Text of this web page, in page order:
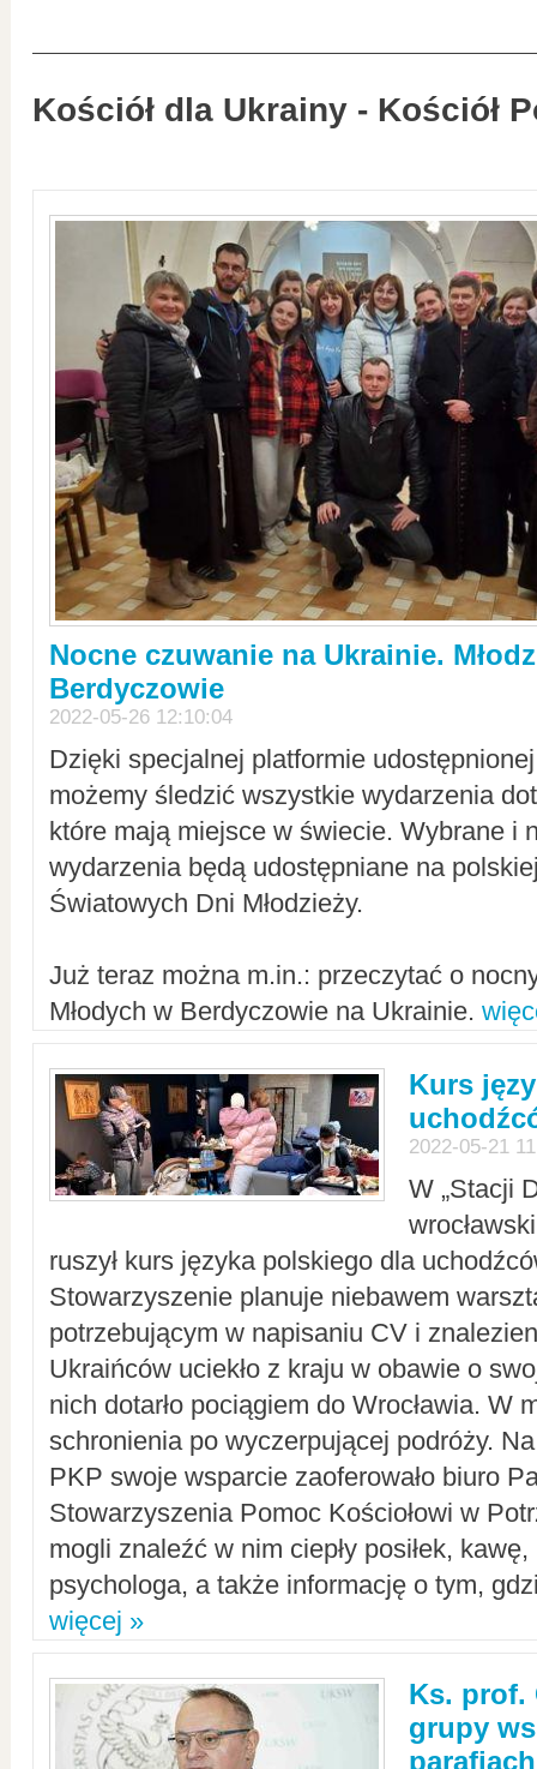
Kościół dla Ukrainy - Kościół
Nocne czuwanie na Ukrainie.
Berdyczowie
2022-05-26 12:10:04
Dzięki specjalnej platformie
możemy śledzić wszystkie wydarzenia
które mają miejsce w świecie. Wybrane i
wydarzenia będą udostępniane na
Światowych Dni Młodzieży.
Już teraz można m.in.: przeczytać o
Młodych w Berdyczowie na Ukrainie.
Kurs
2022-05-21
W „Stacji
ruszył kurs języka polskiego dla
Stowarzyszenie planuje niebawem
potrzebującym w napisaniu CV i
Ukraińców uciekło z kraju w obawie o
nich dotarło pociągiem do Wrocławia. W
schronienia po wyczerpującej podróży.
PKP swoje wsparcie zaoferowało biuro
Stowarzyszenia Pomoc Kościołowi w
mogli znaleźć w nim ciepły posiłek,
psychologa, a także informację o tym,
więcej »
Ks. prof.
grupy
parafiach